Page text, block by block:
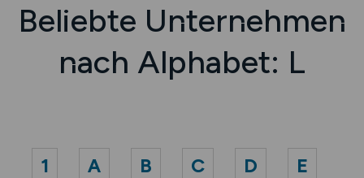
Beliebte Unternehmen
nach Alphabet: L
1 A B C D E